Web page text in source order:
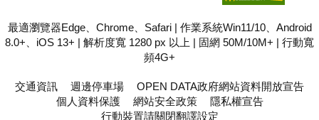
最適瀏覽器Edge、Chrome、Safari | 作業系統Win11/10、Android
8.0+、iOS 13+ | 解析度寬 1280 px 以上 | 固網 50M/10M+ | 行動寬
頻4G+
交通資訊 週邊停車場
OPEN DATA政府網站資料開放宣告
個人資料保護
網站安全政策
隱私權宣告
行動裝置請關閉翻譯設定